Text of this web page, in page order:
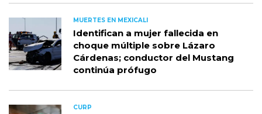
MUERTES EN MEXICALI
Identifican a mujer fallecida en
choque múltiple sobre Lázaro
Cárdenas; conductor del Mustang
continúa prófugo
CURP